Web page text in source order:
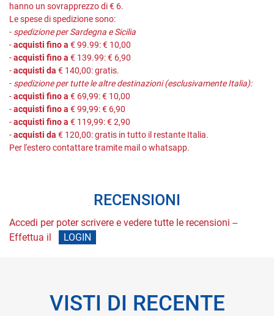
hanno un sovrapprezzo di € 6.
Le spese di spedizione sono:
- spedizione per Sardegna e Sicilia
-acquisti fino a € 99.99: € 10,00
-acquisti fino a € 139.99: € 6,90
-acquisti da € 140,00: gratis.
- spedizione per tutte le altre destinazioni (esclusivamente Italia):
-acquisti fino a € 69,99: € 10,00
-acquisti fino a € 99,99: € 6,90
-acquisti fino a € 119,99: € 2,90
-acquisti da € 120,00: gratis in tutto il restante Italia.
Per l'estero contattare tramite mail o whatsapp.
RECENSIONI
Accedi per poter scrivere e vedere tutte le recensioni --
Effettua il
LOGIN
VISTI DI RECENTE